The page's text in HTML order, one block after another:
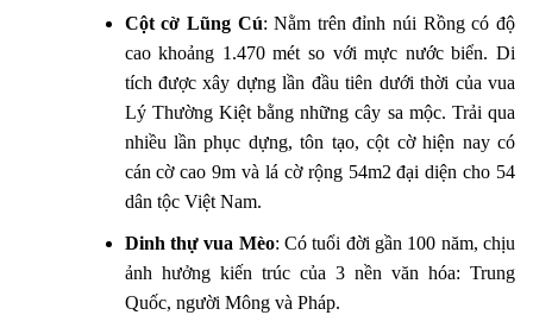
Cột cờ Lũng Cú: Nằm trên đỉnh núi Rồng có độ
cao khoảng 1.470 mét so với mực nước biển. Di
tích được xây dựng lần đầu tiên dưới thời của vua
Lý Thường Kiệt bằng những cây sa mộc. Trải qua
nhiều lần phục dựng, tôn tạo, cột cờ hiện nay có
cán cờ cao 9m và lá cờ rộng 54m2 đại diện cho 54
dân tộc Việt Nam.
Dinh thự vua Mèo: Có tuổi đời gần 100 năm, chịu
ảnh hưởng kiến trúc của 3 nền văn hóa: Trung
Quốc, người Mông và Pháp.